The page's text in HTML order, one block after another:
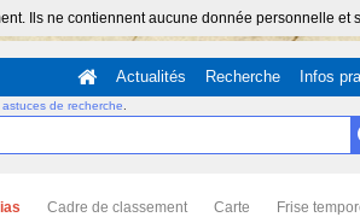
Ils ne contiennent aucune donnée personnelle
Actualités Recherche Infos
astuces de recherche
Cadre de classement Carte Frise